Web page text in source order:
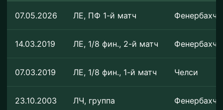
07.05.2026 ЛЕ, ПФ 1-й матч Фенербахче
14.03.2019 ЛЕ, 1/8 фин., 2-й матч Фенербахче
07.03.2019 ЛЕ, 1/8 фин., 1-й матч Челси
23.10.2003 ЛЧ, группа Фенербахче